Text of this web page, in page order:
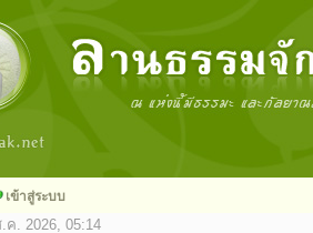
เข้าสู่ระบบ
ค. 2026, 05:14